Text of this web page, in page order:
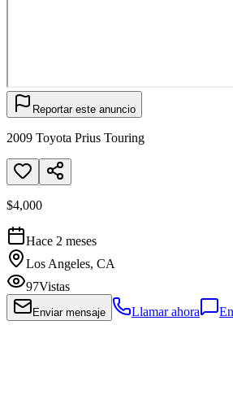
Reportar este anuncio
2009 Toyota Prius Touring
$4,000
Hace 2 meses
Los Angeles, CA
97Vistas
Enviar mensaje Llamar ahora